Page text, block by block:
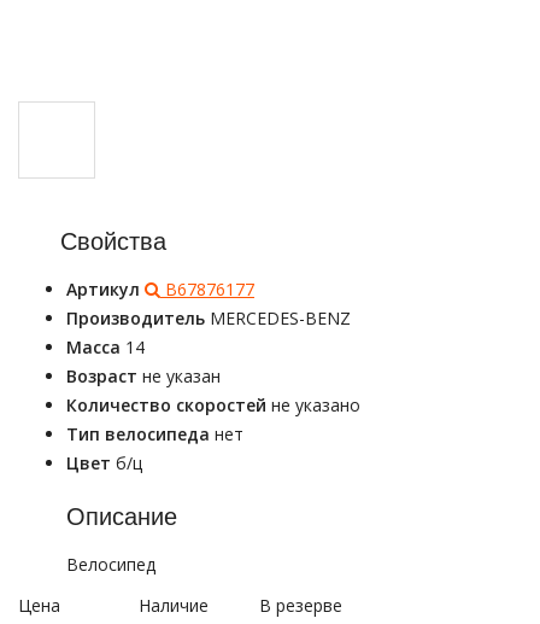
Свойства
Артикул
B67876177
Производитель MERCEDES-BENZ
Масса 14
Возраст не указан
Количество скоростей не указано
Тип велосипеда нет
Цвет б/ц
Описание
Велосипед
Цена
Наличие В резерве